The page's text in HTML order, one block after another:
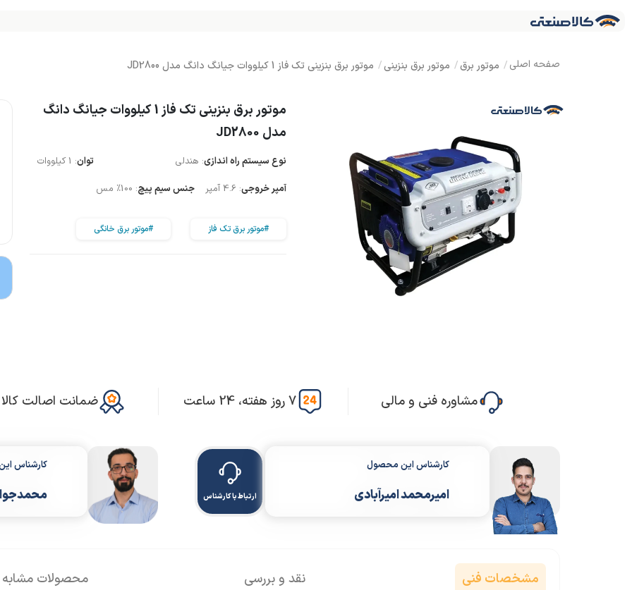
موتور برق موتور برق بنزینی موتور برق بنزینی تک فاز 1 کیلووات جیانگ دانگ مدل JD2800
موتور برق بنزینی تک فاز 1 کیلووات جیانگ دانگ
مدل JD2800
نوع سیستم راه اندازی: هندلی توان: 1 کیلووات
آمپر خروجی: 4.6 آمپر جنس سیم پیچ: 100% مس
#موتور برق تک فاز #موتور برق خانگی
مشاوره فنی و مالی 7 روز هفته، 24 ساعت ضمانت اصالت کالا
کارشناس این محصول
امیرمحمد امیرآبادی ارتباط با کارشناس
کارشناس
مشخصات فنی نقد و بررسی محصولات مشابه